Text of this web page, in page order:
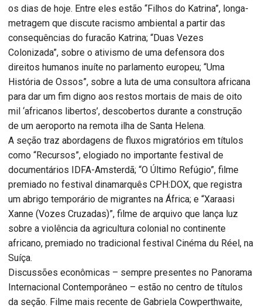
os dias de hoje. Entre eles estão “Filhos do Katrina”, longa-
metragem que discute racismo ambiental a partir das
consequências do furacão Katrina; “Duas Vezes
Colonizada”, sobre o ativismo de uma defensora dos
direitos humanos inuíte no parlamento europeu; “Uma
História de Ossos”, sobre a luta de uma consultora africana
para dar um fim digno aos restos mortais de mais de oito
mil ‘africanos libertos’, descobertos durante a construção
de um aeroporto na remota ilha de Santa Helena.
A seção traz abordagens de fluxos migratórios em títulos
como “Recursos”, elogiado no importante festival de
documentários IDFA-Amsterdã; “O Último Refúgio”, filme
premiado no festival dinamarquês CPH:DOX, que registra
um abrigo temporário de migrantes na África; e “Xaraasi
Xanne (Vozes Cruzadas)”, filme de arquivo que lança luz
sobre a violência da agricultura colonial no continente
africano, premiado no tradicional festival Cinéma du Réel, na
Suíça.
Discussões econômicas – sempre presentes no Panorama
Internacional Contemporâneo – estão no centro de títulos
da seção. Filme mais recente de Gabriela Cowperthwaite,